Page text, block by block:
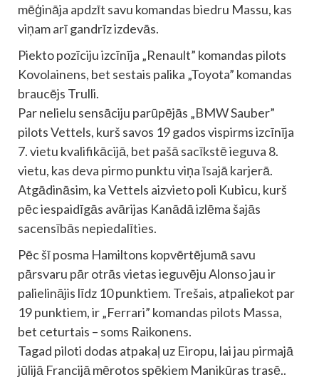
mēģināja apdzīt savu komandas biedru Massu, kas
viņam arī gandrīz izdevās.
Piekto pozīciju izcīnīja „Renault” komandas pilots
Kovolainens, bet sestais palika „Toyota” komandas
braucējs Trulli.
Par nelielu sensāciju parūpējās „BMW Sauber”
pilots Vettels, kurš savos 19 gados vispirms izcīnīja
7. vietu kvalifikācijā, bet pašā sacīkstē ieguva 8.
vietu, kas deva pirmo punktu viņa īsajā karjerā.
Atgādināsim, ka Vettels aizvieto poli Kubicu, kurš
pēc iespaidīgās avārijas Kanādā izlēma šajās
sacensībās nepiedalīties.
Pēc šī posma Hamiltons kopvērtējumā savu
pārsvaru pār otrās vietas ieguvēju Alonso jau ir
palielinājis līdz 10 punktiem. Trešais, atpaliekot par
19 punktiem, ir „Ferrari” komandas pilots Massa,
bet ceturtais – soms Raikonens.
Tagad piloti dodas atpakaļ uz Eiropu, lai jau pirmajā
jūlijā Francijā mērotos spēkiem Manikūras trasē..